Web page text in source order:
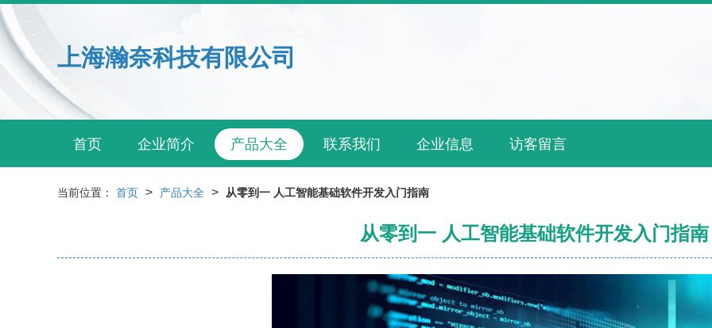
上海瀚奈科技有限公司
首页 企业简介 产品大全 联系我们 企业信息 访客留言
当前位置： 首页 > 产品大全 > 从零到一 人工智能基础软件开发入门指南
从零到一 人工智能基础软件开发入门指南